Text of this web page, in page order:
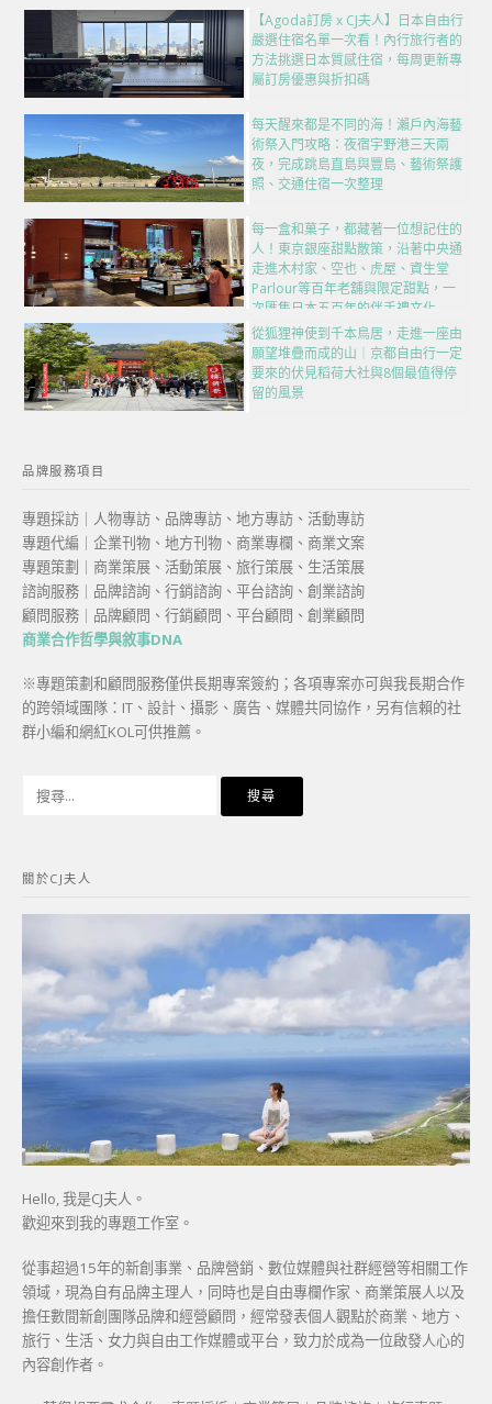
【Agoda訂房 x CJ夫人】日本自由行
嚴選住宿名單一次看！內行旅行者的
方法挑選日本質感住宿，每周更新專
屬訂房優惠與折扣碼
每天醒來都是不同的海！瀨戶內海藝
術祭入門攻略：夜宿宇野港三天兩
夜，完成跳島直島與豐島、藝術祭護
照、交通住宿一次整理
每一盒和菓子，都藏著一位想記住的
人！東京銀座甜點散策，沿著中央通
走進木村家、空也、虎屋、資生堂
Parlour等百年老舖與限定甜點，一
次匯集日本五百年的伴手禮文化
從狐狸神使到千本鳥居，走進一座由
願望堆疊而成的山｜京都自由行一定
要來的伏見稻荷大社與8個最值得停
留的風景
品牌服務項目
專題採訪｜人物專訪、品牌專訪、地方專訪、活動專訪
專題代編｜企業刊物、地方刊物、商業專欄、商業文案
專題策劃｜商業策展、活動策展、旅行策展、生活策展
諮詢服務｜品牌諮詢、行銷諮詢、平台諮詢、創業諮詢
顧問服務｜品牌顧問、行銷顧問、平台顧問、創業顧問
商業合作哲學與敘事DNA
※專題策劃和顧問服務僅供長期專案簽約；各項專案亦可與我長期合作
的跨領域團隊：IT、設計、攝影、廣告、媒體共同協作，另有信賴的社
群小編和網紅KOL可供推薦。
字:
關於CJ夫人
Hello, 我是CJ夫人。
歡迎來到我的專題工作室。
從事超過15年的新創事業、品牌營銷、數位媒體與社群經營等相關工作
領域，現為自有品牌主理人，同時也是自由專欄作家、商業策展人以及
擔任數間新創團隊品牌和經營顧問，經常發表個人觀點於商業、地方、
旅行、生活、女力與自由工作媒體或平台，致力於成為一位啟發人心的
內容創作者。